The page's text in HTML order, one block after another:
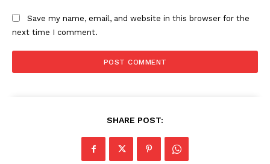
Save my name, email, and website in this browser for the
next time I comment.
SHARE POST: